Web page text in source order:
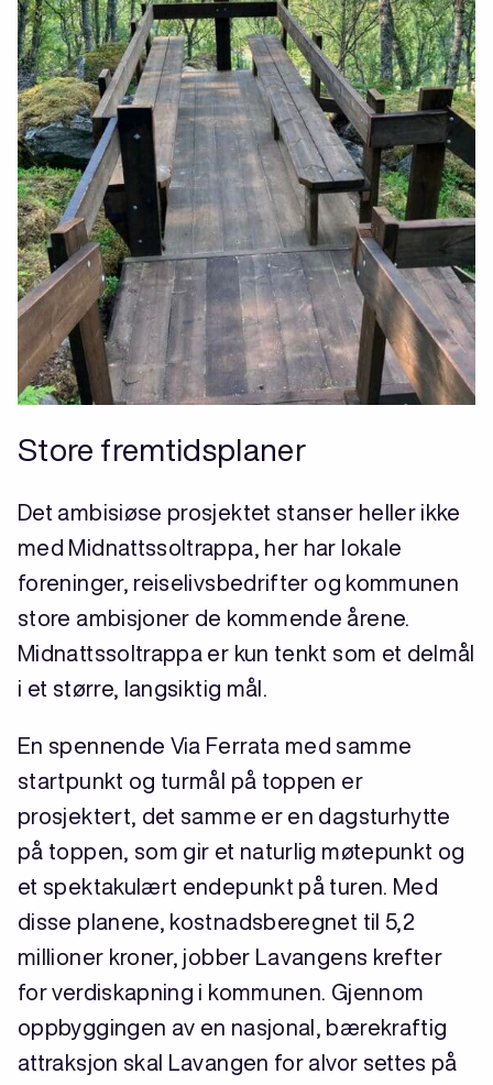
Store fremtidsplaner
Det ambisiøse prosjektet stanser heller ikke
med Midnattssoltrappa, her har lokale
foreninger, reiselivsbedrifter og kommunen
store ambisjoner de kommende årene.
Midnattssoltrappa er kun tenkt som et delmål
i et større, langsiktig mål.
En spennende Via Ferrata med samme
startpunkt og turmål på toppen er
prosjektert, det samme er en dagsturhytte
på toppen, som gir et naturlig møtepunkt og
et spektakulært endepunkt på turen. Med
disse planene, kostnadsberegnet til 5,2
millioner kroner, jobber Lavangens krefter
for verdiskapning i kommunen. Gjennom
oppbyggingen av en nasjonal, bærekraftig
attraksjon skal Lavangen for alvor settes på